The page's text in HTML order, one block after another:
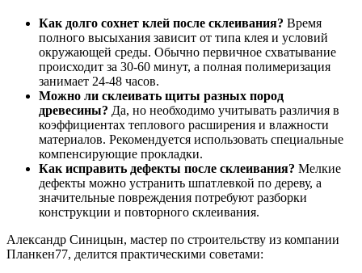
Как долго сохнет клей после склеивания? Время
полного высыхания зависит от типа клея и условий
окружающей среды. Обычно первичное схватывание
происходит за 30-60 минут, а полная полимеризация
занимает 24-48 часов.
Можно ли склеивать щиты разных пород
древесины? Да, но необходимо учитывать различия в
коэффициентах теплового расширения и влажности
материалов. Рекомендуется использовать специальные
компенсирующие прокладки.
Как исправить дефекты после склеивания? Мелкие
дефекты можно устранить шпатлевкой по дереву, а
значительные повреждения потребуют разборки
конструкции и повторного склеивания.
Александр Синицын, мастер по строительству из компании
Планкен77, делится практическими советами: